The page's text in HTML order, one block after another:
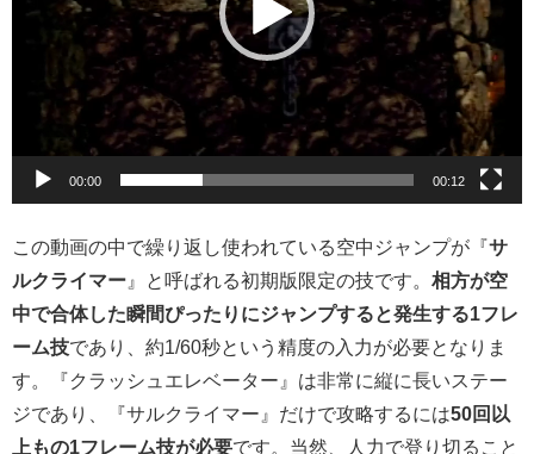
00:00 00:12
この動画の中で繰り返し使われている空中ジャンプが『サ
ルクライマー 』と呼ばれる初期版限定の技です。 相方が空
中で合体した瞬間ぴったりにジャンプすると発生する1フレ
ーム技であり、約1/60秒という精度の入力が必要となりま
す。『クラッシュエレベーター』は非常に縦に長いステー
ジであり、『サルクライマー』だけで攻略するには50回以
上もの1フレーム技が必要です。当然、人力で登り切ること